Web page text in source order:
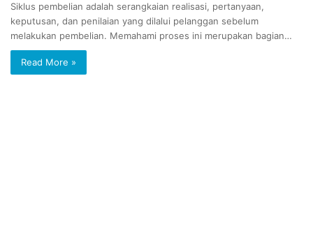
Siklus pembelian adalah serangkaian realisasi, pertanyaan,
keputusan, dan penilaian yang dilalui pelanggan sebelum
melakukan pembelian. Memahami proses ini merupakan bagian…
Read More »